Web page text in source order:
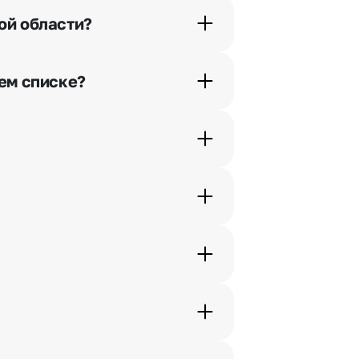
области?
списке?